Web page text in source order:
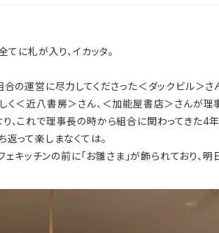
に札が入り、イカッタ。
の運営に尽力してくださった＜ダックビル＞
＜近八書房＞さん、＜加能屋書店＞さんが理
、これで理事長の時から組合に関わってきた4
って楽しまなくては。
ッチンの前に「お雛さま」が飾られており、